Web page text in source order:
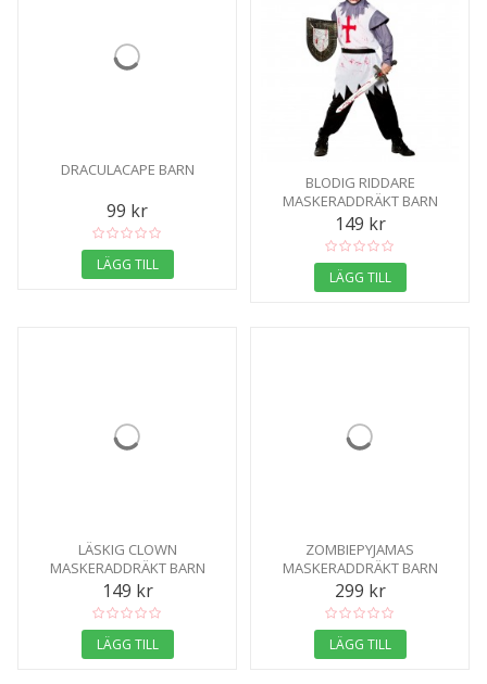
DRACULACAPE BARN
99 kr
LÄGG TILL
BLODIG RIDDARE
MASKERADDRÄKT BARN
149 kr
LÄGG TILL
LÄSKIG CLOWN
MASKERADDRÄKT BARN
149 kr
LÄGG TILL
ZOMBIEPYJAMAS
MASKERADDRÄKT BARN
299 kr
LÄGG TILL